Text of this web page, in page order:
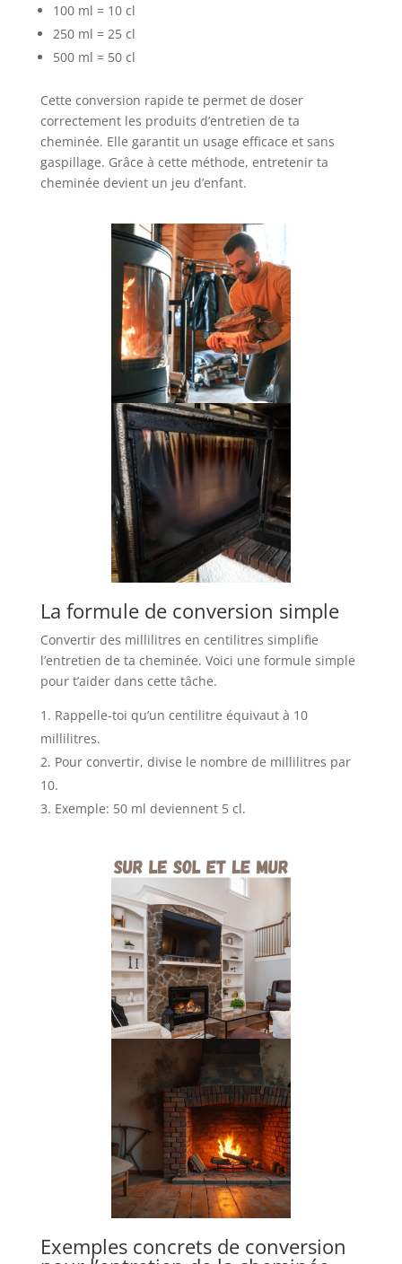
100 ml = 10 cl
250 ml = 25 cl
500 ml = 50 cl
Cette conversion rapide te permet de doser
correctement les produits d’entretien de ta
cheminée. Elle garantit un usage efficace et sans
gaspillage. Grâce à cette méthode, entretenir ta
cheminée devient un jeu d’enfant.
La formule de conversion simple
Convertir des millilitres en centilitres simplifie
l’entretien de ta cheminée. Voici une formule simple
pour t’aider dans cette tâche.
Rappelle-toi qu’un centilitre équivaut à 10
millilitres.
Pour convertir, divise le nombre de millilitres par
10.
Exemple: 50 ml deviennent 5 cl.
Exemples concrets de conversion